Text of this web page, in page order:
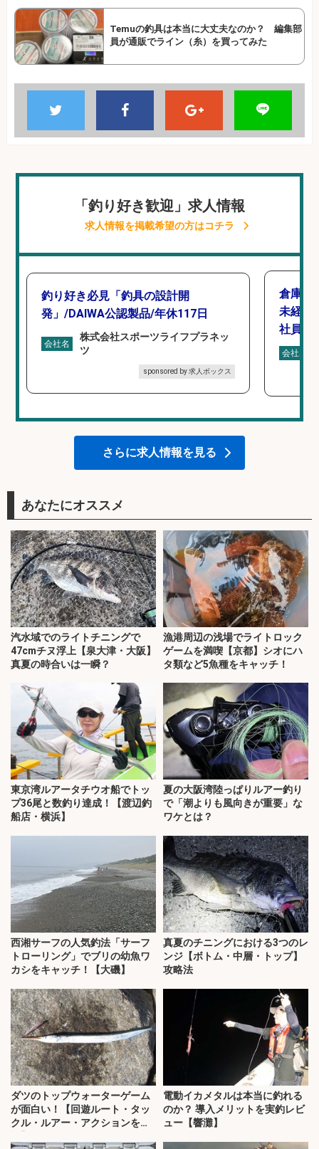
Temuの釣具は本当に大丈夫なのか？ 編集部
員が通販でライン（糸）を買ってみた
「釣り好き歓迎」求人情報
求人情報を掲載希望の方はコチラ
釣り好き必見「釣具の設計開
発」/DAIWA公認製品/年休117日
会社名
株式会社スポーツライフプラネッ
ツ
sponsored by 求人ボックス
倉庫で
未経験
社員登
会社名
さらに求人情報を見る
あなたにオススメ
汽水域でのライトチニングで
47cmチヌ浮上【泉大津・大阪】
真夏の時合いは一瞬？
漁港周辺の浅場でライトロック
ゲームを満喫【京都】シオにハ
タ類など5魚種をキャッチ！
東京湾ルアータチウオ船でトッ
プ36尾と数釣り達成！【渡辺釣
船店・横浜】
夏の大阪湾陸っぱりルアー釣り
で「潮よりも風向きが重要」な
ワケとは？
西湘サーフの人気釣法「サーフ
トローリング」でブリの幼魚ワ
カシをキャッチ！【大磯】
真夏のチニングにおける3つのレ
ンジ【ボトム・中層・トップ】
攻略法
ダツのトップウォーターゲーム
が面白い！【回遊ルート・タッ
クル・ルアー・アクションを解
電動イカメタルは本当に釣れる
のか？ 導入メリットを実釣レビ
ュー【響灘】